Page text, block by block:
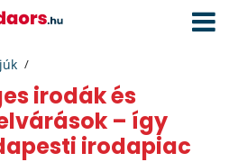
irodák és
– így
irodapiac